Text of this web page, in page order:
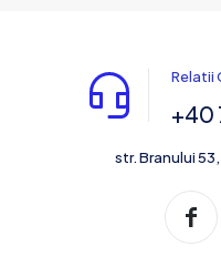
Relatii
+40
str. Branului